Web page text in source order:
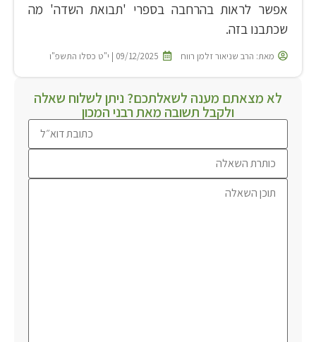
אפשר לראות בהרחבה בספרי 'תבואת השדה' מה
שכתבנו בזה.
מאת: הרב שניאור זלמן רווח 09/12/2025 | י"ט כסלו התשפ"ו
לא מצאתם מענה לשאלתכם? ניתן לשלוח שאלה
ולקבל תשובה מאת רבני המכון